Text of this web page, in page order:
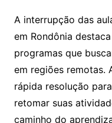
A interrupção das
em Rondônia
programas que
em regiões remotas.
rápida resolução
retomar suas
caminho do